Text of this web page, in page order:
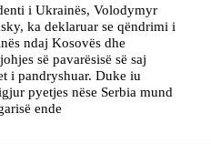
i Ukrainës, Volodymyr
ka deklaruar se qëndrimi i
ndaj Kosovës dhe
së pavarësisë së saj
i pandryshuar. Duke iu
pyetjes nëse Serbia mund
ende